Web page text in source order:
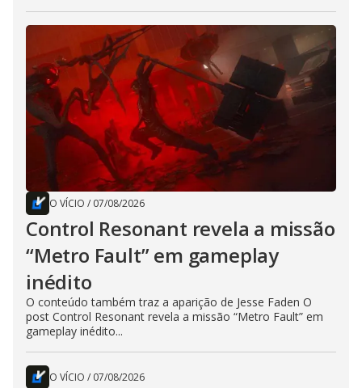
O VÍCIO / 07/08/2026
Control Resonant revela a missão
“Metro Fault” em gameplay
inédito
O conteúdo também traz a aparição de Jesse Faden O
post Control Resonant revela a missão “Metro Fault” em
gameplay inédito...
O VÍCIO / 07/08/2026